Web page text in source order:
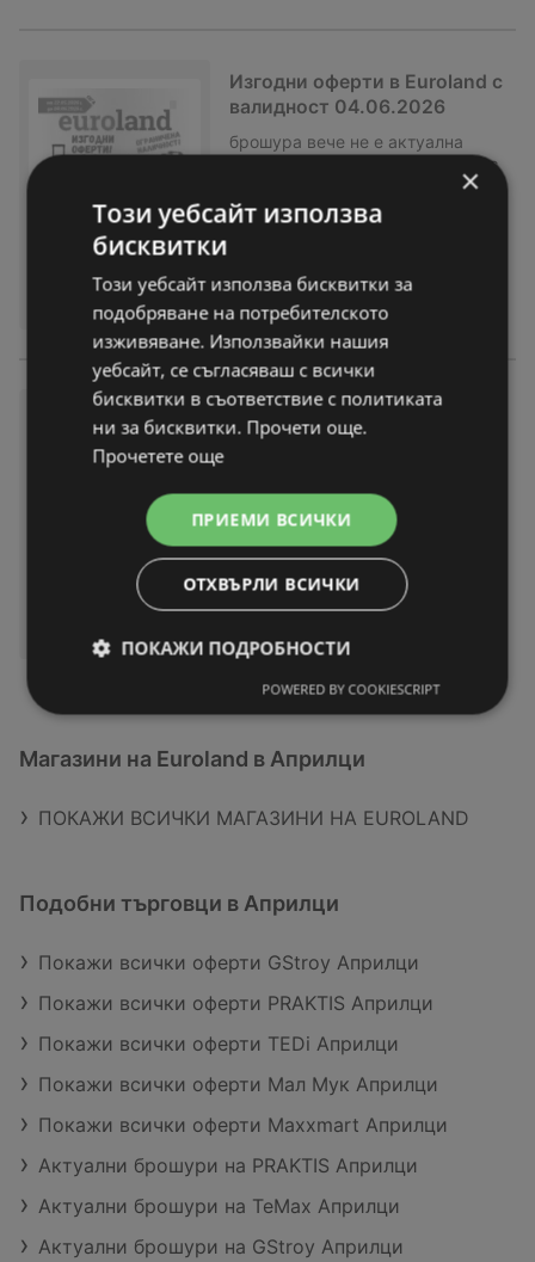
Изгодни оферти в Euroland с
валидност 04.06.2026
брошура вече не е актуална
04-06-26
Изгодни оферти в Euroland с
валидност 04.06.2026
Изтекла валидност на:
На разстояние:
25,56 km
Магазини на Euroland в Априлци
ПОКАЖИ ВСИЧКИ МАГАЗИНИ НА EUROLAND
Подобни търговци в Априлци
Покажи всички оферти GStroy Априлци
Покажи всички оферти PRAKTIS Априлци
Покажи всички оферти TEDi Априлци
Покажи всички оферти Мал Мук Априлци
Покажи всички оферти Maxxmart Априлци
Актуални брошури на PRAKTIS Априлци
Актуални брошури на TeMax Априлци
Актуални брошури на GStroy Априлци
×
Този уебсайт използва
бисквитки
Този уебсайт използва бисквитки за
подобряване на потребителското
изживяване. Използвайки нашия
уебсайт, се съгласяваш с всички
бисквитки в съответствие с политиката
ни за бисквитки. Прочети още.
Прочетете още
ПРИЕМИ ВСИЧКИ
ОТХВЪРЛИ ВСИЧКИ
ПОКАЖИ ПОДРОБНОСТИ
POWERED BY COOKIESCRIPT